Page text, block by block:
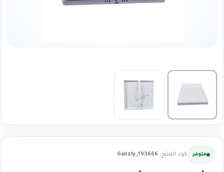
متوفر كود المنتج: Gahzly_193666